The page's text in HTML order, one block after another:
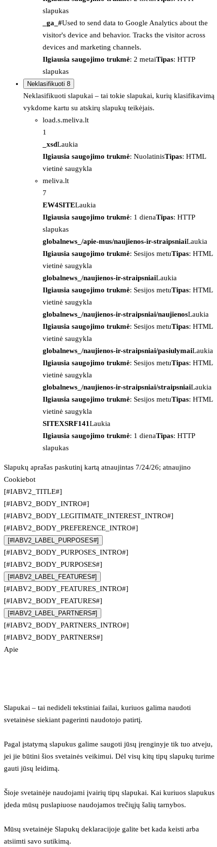
slapukas
_ga_#Used to send data to Google Analytics about the
visitor's device and behavior. Tracks the visitor across
devices and marketing channels.
Ilgiausia saugojimo trukmė: 2 metaiTipas: HTTP
slapukas
Neklasifikuoti 8
Neklasifikuoti slapukai – tai tokie slapukai, kurių klasifikavimą
vykdome kartu su atskirų slapukų teikėjais.
load.s.meliva.lt
1
_xsdLaukia
Ilgiausia saugojimo trukmė: NuolatinisTipas: HTML
vietinė saugykla
meliva.lt
7
EW4SITELaukia
Ilgiausia saugojimo trukmė: 1 dienaTipas: HTTP
slapukas
globalnews_/apie-mus/naujienos-ir-straipsniaiLaukia
Ilgiausia saugojimo trukmė: Sesijos metuTipas: HTML
vietinė saugykla
globalnews_/naujienos-ir-straipsniaiLaukia
Ilgiausia saugojimo trukmė: Sesijos metuTipas: HTML
vietinė saugykla
globalnews_/naujienos-ir-straipsniai/naujienosLaukia
Ilgiausia saugojimo trukmė: Sesijos metuTipas: HTML
vietinė saugykla
globalnews_/naujienos-ir-straipsniai/pasiulymaiLaukia
Ilgiausia saugojimo trukmė: Sesijos metuTipas: HTML
vietinė saugykla
globalnews_/naujienos-ir-straipsniai/straipsniaiLaukia
Ilgiausia saugojimo trukmė: Sesijos metuTipas: HTML
vietinė saugykla
SITEXSRF141Laukia
Ilgiausia saugojimo trukmė: 1 dienaTipas: HTTP
slapukas
Slapukų aprašas paskutinį kartą atnaujintas 7/24/26; atnaujino
Cookiebot
[#IABV2_TITLE#]
[#IABV2_BODY_INTRO#]
[#IABV2_BODY_LEGITIMATE_INTEREST_INTRO#]
[#IABV2_BODY_PREFERENCE_INTRO#]
[#IABV2_LABEL_PURPOSES#]
[#IABV2_BODY_PURPOSES_INTRO#]
[#IABV2_BODY_PURPOSES#]
[#IABV2_LABEL_FEATURES#]
[#IABV2_BODY_FEATURES_INTRO#]
[#IABV2_BODY_FEATURES#]
[#IABV2_LABEL_PARTNERS#]
[#IABV2_BODY_PARTNERS_INTRO#]
[#IABV2_BODY_PARTNERS#]
Apie
Slapukai – tai nedideli tekstiniai failai, kuriuos galima naudoti
svetainėse siekiant pagerinti naudotojo patirtį.
Pagal įstatymą slapukus galime saugoti jūsų įrenginyje tik tuo atveju,
jei jie būtini šios svetainės veikimui. Dėl visų kitų tipų slapukų turime
gauti jūsų leidimą.
Šioje svetainėje naudojami įvairių tipų slapukai. Kai kuriuos slapukus
įdeda mūsų puslapiuose naudojamos trečiųjų šalių tarnybos.
Mūsų svetainėje Slapukų deklaracijoje galite bet kada keisti arba
atsiimti savo sutikimą.